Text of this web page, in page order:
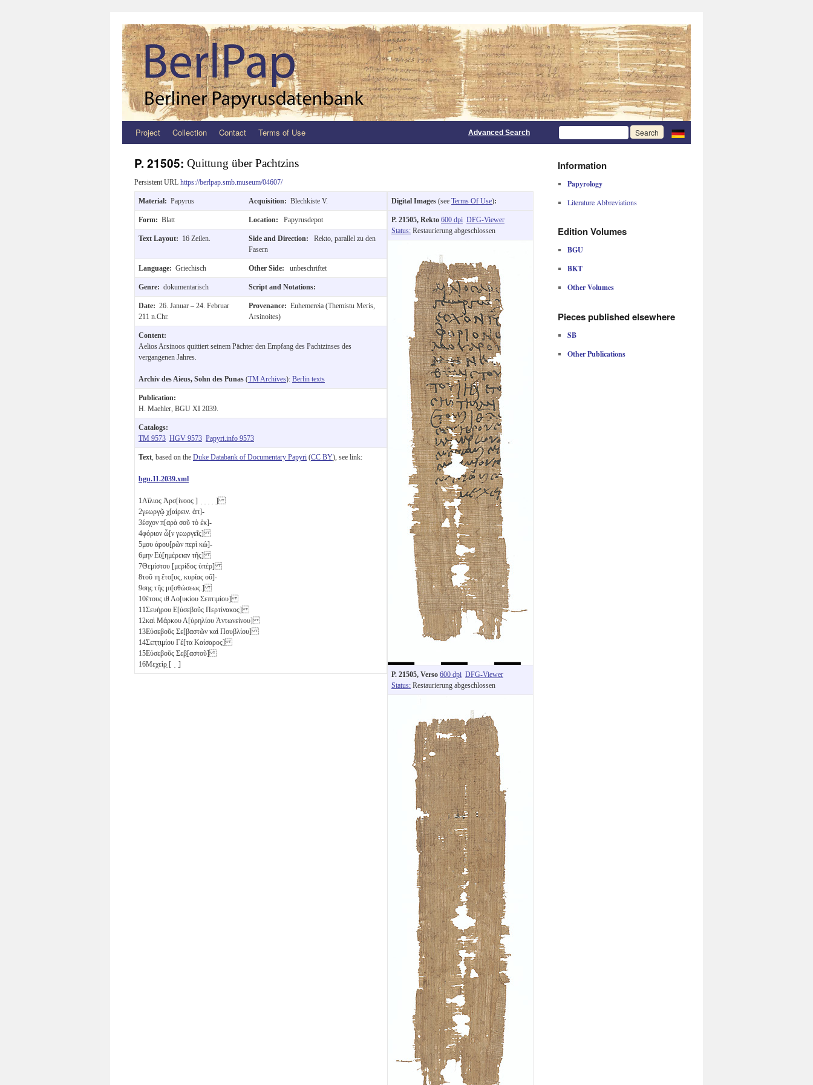
Zum
springen
Project Collection Contact Terms of Use Advanced Search
P. 21505: Quittung über Pachtzins
Persistent URL https://berlpap.smb.museum/04607/
Material: Papyrus Acquisition: Blechkiste V.
Form: Blatt Location: Papyrusdepot
Text Layout: 16 Zeilen. Side and Direction:
Rekto, parallel zu den
Fasern
Language: Griechisch Other Side: unbeschriftet
Genre: dokumentarisch Script and Notations:
Date: 26. Januar – 24. Februar
211 n.Chr.
Provenance: Euhemereia (Themistu Meris,
Arsinoites)
Content:
Aelios Arsinoos quittiert seinem Pächter den Empfang des Pachtzinses des
vergangenen Jahres.
Archiv des Aieus, Sohn des Punas (TM Archives): Berlin texts
Publication:
H. Maehler, BGU XI 2039.
Catalogs:
TM 9573 HGV 9573 Papyri.info 9573
Text , based on the Duke Databank of Documentary Papyri (CC BY), see link:
bgu.11.2039.xml
1 Αἴλιος Ἀρσ[ίνοος ] ̣ ̣ ̣ ̣ ̣]
2γεωργῷ χ[αίρειν. ἀπ]-
3έσχον π[αρὰ σοῦ τὸ ἐκ]-
4φόριον ὧ[ν γεωργεῖς]
5μου ἀρου[ρῶν περὶ κώ]-
6μην Εὐ̣[ημέρειαν τῆς]
7Θεμίστου [μερίδος ὑπὲρ]
8τοῦ ιη ἔτο[υς, κυρίας οὔ]-
9σης τῆς μι[σθώσεως.]
10ἔτους ιθ Λο[υκίου Σεπτιμίου]
11Σευήρου Ε[ὐσεβοῦς Περτίνακος]
12καὶ Μάρκου Α[ὐρηλίου Ἀντωνείνου]
13Εὐσεβοῦς Σε[βαστῶν καὶ Πουβλίου]
14Σεπ̣τ̣ιμίου Γέ[τα Καίσαρος]
15Εὐσεβοῦς Σεβ̣[αστοῦ]
16Μεχεὶρ̣ [ ̣ ̣]
Digital Images (see Terms Of Use):
P. 21505, Rekto 600 dpi DFG-Viewer
Status: Restaurierung abgeschlossen
P. 21505, Verso 600 dpi DFG-Viewer
Status: Restaurierung abgeschlossen
Information
Papyrology
Literature Abbreviations
Edition Volumes
BGU
BKT
Other Volumes
Pieces published elsewhere
SB
Other Publications